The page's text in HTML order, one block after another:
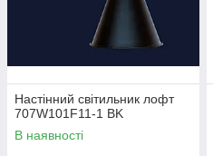
Настінний світильник лофт
707W101F11-1 BK
В наявності